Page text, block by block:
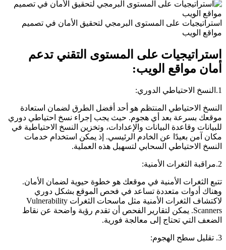
استراتيجيات على المستوى البرمجي لتحقيق الأمان في تصميم
مواقع الويب
استراتيجيات على المستوى التقني تدعم
أمان مواقع الويب:
1.النسخ الاحتياطي الدوري:
النسخ الاحتياطي المنتظم هو أحد أفضل الطرق لضمان استعادة
موقعك بسرعة بعد أي هجوم. حيث يجب إجراء نسخ احتياطي دوري
للبيانات وقاعدة البيانات والإعدادات، وتخزين النسخ الاحتياطية في
مكان آمن بعيدًا عن الخادم الرئيسي. إذ يمكن استخدام خدمات
النسخ الاحتياطي السحابي لتسهيل هذه العملية.
2.مراقبة الثغرات الأمنية:
تتبع الثغرات الأمنية في موقعك هو خطوة حيوية لضمان الأمان.
وهناك أدوات متعددة تساعد في فحص الموقع بشكل دوري
لاكتشاف الثغرات الأمنية مثل ماسحات الثغرات Vulnerability
Scanners. يمكن لتقارير الفحص أن تقدم رؤية واضحة عن نقاط
الضعف التي تحتاج إلى معالجة فورية.
3. تقليل سطح الهجوم: